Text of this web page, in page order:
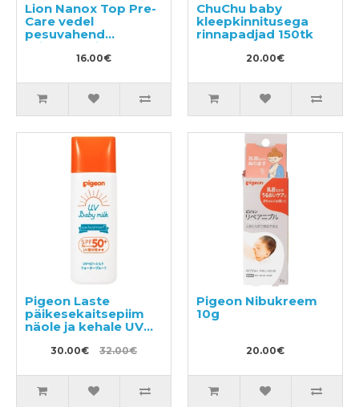
Lion Nanox Top Pre-
Care vedel
pesuvahend
toiduplekkide
eemaldamiseks
16.00€
ChuChu baby
kleepkinnitusega
rinnapadjad 150tk
20.00€
Pigeon Laste
päikesekaitsepiim
näole ja kehale UV
30.00€ 32.00€
Pigeon Nibukreem
10g
20.00€